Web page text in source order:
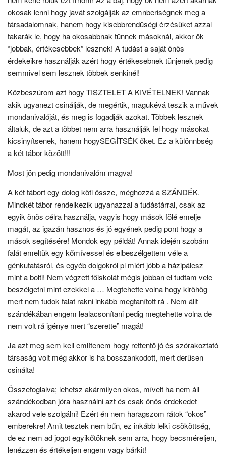
okosak lenni hogy javát szolgálják az emnberiségnek meg a
társadalomnak, hanem hogy kisebbrendűségi érzésüket azzal
takarák le, hogy ha okosabbnak tűnnek másoknál, akkor ők
“jobbak, értékesebbek” lesznek! A tudást a saját önös
érdekeikre használják azért hogy értékesebnek tünjenek pedig
semmivel sem lesznek többek senkinél!
Közbeszúrom azt hogy TISZTELET A KIVÉTELNEK! Vannak
akik ugyanezt csinálják, de megértik, magukévá teszik a művek
mondanivalóját, és meg is fogadják azokat. Többek lesznek
általuk, de azt a többet nem arra használják fel hogy másokat
kicsinyítsenek, hanem hogySEGÍTSÉK őket. Ez a különnbség
a két tábor között!!!
Most jön pedig mondanivalóm magva!
A két tábort egy dolog köti össze, méghozzá a SZÁNDÉK.
Mindkét tábor rendelkezik ugyanazzal a tudástárral, csak az
egyik önös célra használja, vagyis hogy mások fölé emelje
magát, az igazán hasznos és jó egyének pedig pont hogy a
mások segítésére! Mondok egy példát! Annak idején szobám
falát emeltük egy kőmívessel és elbeszélgettem véle a
génkutatásról, és egyéb dolgokról pl miért jóbb a házipálesz
mint a bolti! Nem végzett főiskolát mégis jobban el tudtam vele
beszélgetni mint ezekkel a … Megtehette volna hogy kiröhög
mert nem tudok falat rakni inkább megtanított rá . Nem állt
szándékában engem lealacsonítani pedig megtehette volna de
nem volt rá igénye mert “szerette” magát!
Ja azt meg sem kell említenem hogy rettentő jó és szórakoztató
társaság volt még akkor is ha bosszankodott, mert derűsen
csinálta!
Összefoglalva; lehetsz akármilyen okos, mívelt ha nem áll
szándékodban jóra használni azt és csak önös érdekedet
akarod vele szolgálni! Ezért én nem haragszom rátok “okos”
emberekre! Amit tesztek nem bűn, ez inkább lelki csököttség,
de ez nem ad jogot egyikőtöknek sem arra, hogy becsméreljen,
lenézzen és értékeljen engem vagy bárkit!